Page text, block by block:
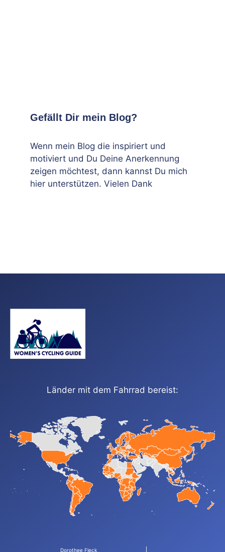
Gefällt Dir mein Blog?
Wenn mein Blog die inspiriert und
motiviert und Du Deine Anerkennung
zeigen möchtest, dann kannst Du mich
hier unterstützen. Vielen Dank
Länder mit dem Fahrrad bereist:
Dorothee Fleck